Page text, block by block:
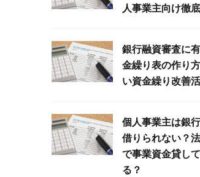
人事業主向け徹
銀行融資審査に
金繰り表の作り
い資金繰り改善
個人事業主は銀
借りられない？
で事業資金貸し
る？